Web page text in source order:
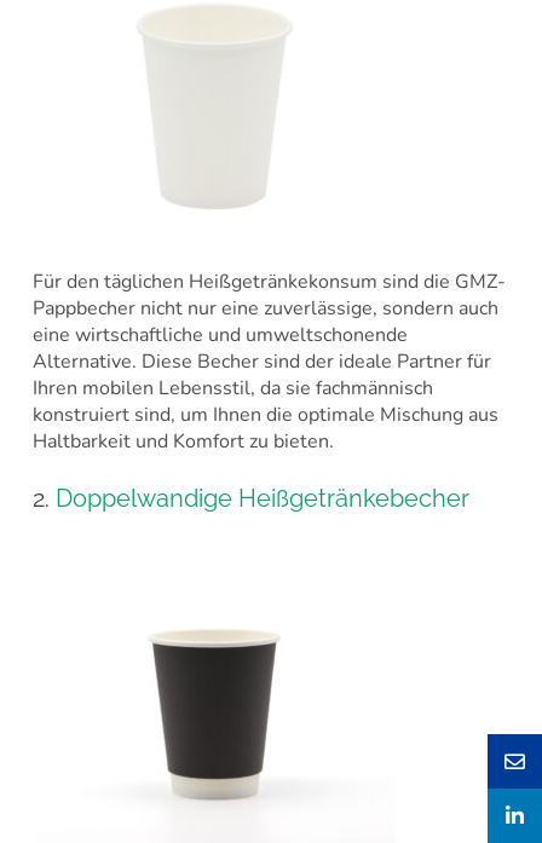
Für den täglichen Heißgetränkekonsum sind die GMZ-
Pappbecher nicht nur eine zuverlässige, sondern auch
eine wirtschaftliche und umweltschonende
Alternative. Diese Becher sind der ideale Partner für
Ihren mobilen Lebensstil, da sie fachmännisch
konstruiert sind, um Ihnen die optimale Mischung aus
Haltbarkeit und Komfort zu bieten.
2. Doppelwandige Heißgetränkebecher